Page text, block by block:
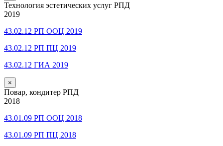
Технология эстетических услуг РПД
2019
43.02.12 РП ООЦ 2019
43.02.12 РП ПЦ 2019
43.02.12 ГИА 2019
×
Повар, кондитер РПД
2018
43.01.09 РП ООЦ 2018
43.01.09 РП ПЦ 2018